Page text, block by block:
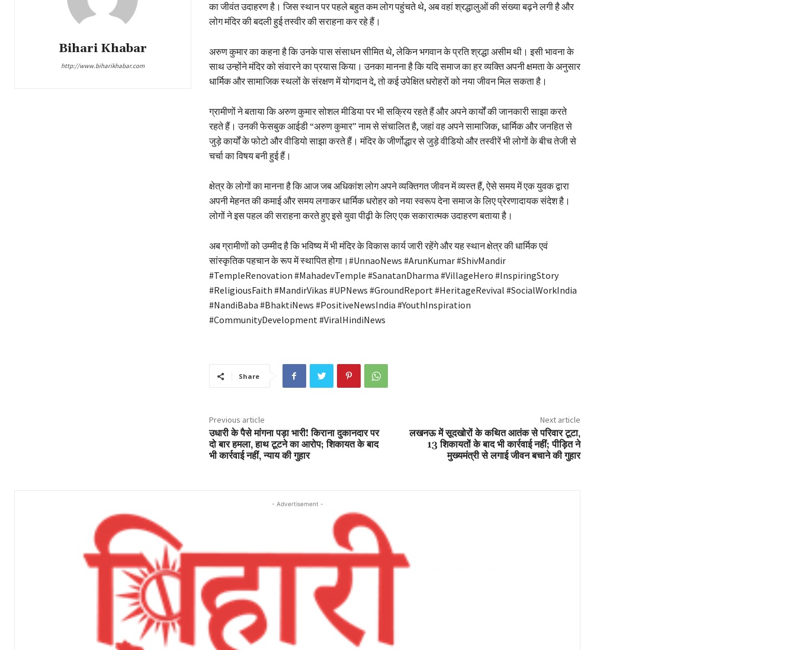
Bihari Khabar
http://www.biharikhabar.com
का जीवंत उदाहरण है। जिस स्थान पर पहले बहुत कम लोग पहुंचते थे, अब वहां श्रद्धालुओं की संख्या बढ़ने लगी है और
लोग मंदिर की बदली हुई तस्वीर की सराहना कर रहे हैं।
अरुण कुमार का कहना है कि उनके पास संसाधन सीमित थे, लेकिन भगवान के प्रति श्रद्धा असीम थी। इसी भावना के
साथ उन्होंने मंदिर को संवारने का प्रयास किया। उनका मानना है कि यदि समाज का हर व्यक्ति अपनी क्षमता के अनुसार
धार्मिक और सामाजिक स्थलों के संरक्षण में योगदान दे, तो कई उपेक्षित धरोहरों को नया जीवन मिल सकता है।
ग्रामीणों ने बताया कि अरुण कुमार सोशल मीडिया पर भी सक्रिय रहते हैं और अपने कार्यों की जानकारी साझा करते
रहते हैं। उनकी फेसबुक आईडी “अरुण कुमार” नाम से संचालित है, जहां वह अपने सामाजिक, धार्मिक और जनहित से
जुड़े कार्यों के फोटो और वीडियो साझा करते हैं। मंदिर के जीर्णोद्धार से जुड़े वीडियो और तस्वीरें भी लोगों के बीच तेजी से
चर्चा का विषय बनी हुई हैं।
क्षेत्र के लोगों का मानना है कि आज जब अधिकांश लोग अपने व्यक्तिगत जीवन में व्यस्त हैं, ऐसे समय में एक युवक द्वारा
अपनी मेहनत की कमाई और समय लगाकर धार्मिक धरोहर को नया स्वरूप देना समाज के लिए प्रेरणादायक संदेश है।
लोगों ने इस पहल की सराहना करते हुए इसे युवा पीढ़ी के लिए एक सकारात्मक उदाहरण बताया है।
अब ग्रामीणों को उम्मीद है कि भविष्य में भी मंदिर के विकास कार्य जारी रहेंगे और यह स्थान क्षेत्र की धार्मिक एवं
सांस्कृतिक पहचान के रूप में स्थापित होगा।#UnnaoNews #ArunKumar #ShivMandir
#TempleRenovation #MahadevTemple #SanatanDharma #VillageHero #InspiringStory
#ReligiousFaith #MandirVikas #UPNews #GroundReport #HeritageRevival #SocialWorkIndia
#NandiBaba #BhaktiNews #PositiveNewsIndia #YouthInspiration
#CommunityDevelopment #ViralHindiNews
Share
Previous article
उधारी के पैसे मांगना पड़ा भारी! किराना दुकानदार पर
दो बार हमला, हाथ टूटने का आरोप; शिकायत के बाद
भी कार्रवाई नहीं, न्याय की गुहार
Next article
लखनऊ में सूदखोरों के कथित आतंक से परिवार टूटा,
13 शिकायतों के बाद भी कार्रवाई नहीं; पीड़ित ने
मुख्यमंत्री से लगाई जीवन बचाने की गुहार
- Advertisement -